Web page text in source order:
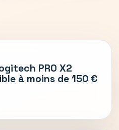
PRO X2
à moins de 150 €